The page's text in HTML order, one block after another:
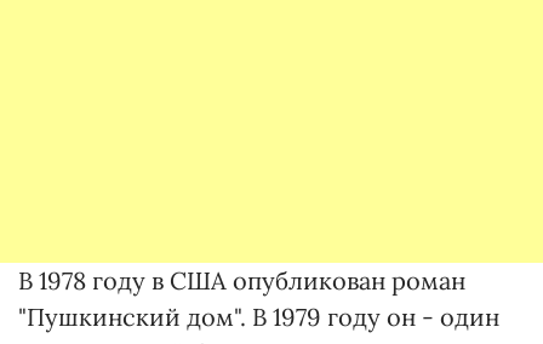
В 1978 году в США опубликован роман
"Пушкинский дом". В 1979 году он - один